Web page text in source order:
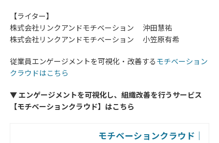
【ライター】
株式会社リンクアンドモチベーション 沖田慧祐
株式会社リンクアンドモチベーション 小笠原有希
従業員エンゲージメントを可視化・改善するモチベーション
クラウドはこちら
▼ エンゲージメントを可視化し、組織改善を行うサービス
【モチベーションクラウド】はこちら
モチベーションクラウド｜